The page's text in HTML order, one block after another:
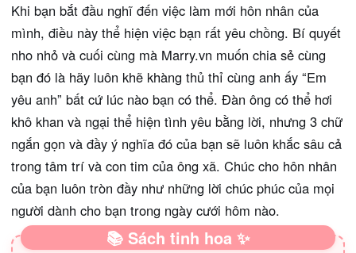
Khi bạn bắt đầu nghĩ đến việc làm mới hôn nhân của
mình, điều này thể hiện việc bạn rất yêu chồng. Bí quyết
nho nhỏ và cuối cùng mà Marry.vn muốn chia sẻ cùng
bạn đó là hãy luôn khẽ khàng thủ thỉ cùng anh ấy “Em
yêu anh” bất cứ lúc nào bạn có thể. Đàn ông có thể hơi
khô khan và ngại thể hiện tình yêu bằng lời, nhưng 3 chữ
ngắn gọn và đầy ý nghĩa đó của bạn sẽ luôn khắc sâu cả
trong tâm trí và con tim của ông xã. Chúc cho hôn nhân
của bạn luôn tròn đầy như những lời chúc phúc của mọi
người dành cho bạn trong ngày cưới hôm nào.
📚 Sách tinh hoa ✨